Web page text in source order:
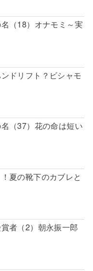
（18）オナモミ～実
ドリフト？ビシャモ
（37）花の命は短い
夏の靴下のカブレと
者（2）朝永振一郎